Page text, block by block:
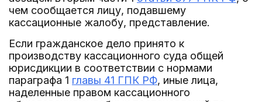
чем сообщается лицу, подавшему
кассационные жалобу, представление.
Если гражданское дело принято к
производству кассационного суда общей
юрисдикции в соответствии с нормами
параграфа 1 главы 41 ГПК РФ, иные лица,
наделенные правом кассационного